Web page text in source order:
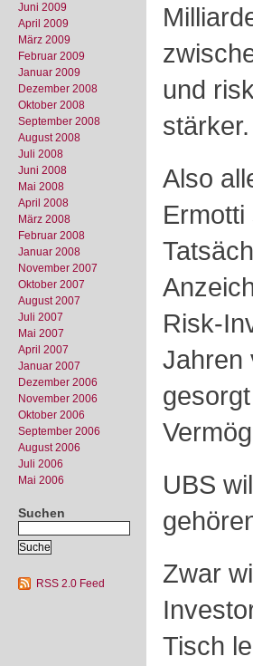
Juni 2009
April 2009
März 2009
Februar 2009
Januar 2009
Dezember 2008
Oktober 2008
September 2008
August 2008
Juli 2008
Juni 2008
Mai 2008
April 2008
März 2008
Februar 2008
Januar 2008
November 2007
Oktober 2007
August 2007
Juli 2007
Mai 2007
April 2007
Januar 2007
Dezember 2006
November 2006
Oktober 2006
September 2006
August 2006
Juli 2006
Mai 2006
Suchen
RSS 2.0 Feed
und
stärker.
Also
Risk-
Jahren
UBS
Zwar
Tisch